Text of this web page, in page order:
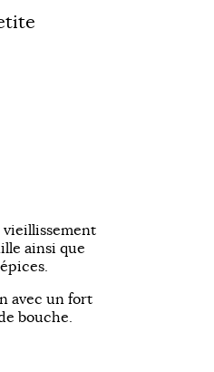
ainsi que
avec un fort
bouche.